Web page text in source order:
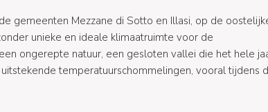
gemeenten Mezzane di Sotto en Illasi, op de
unieke en ideale klimaatruimte voor de
ongerepte natuur, een gesloten vallei die het hele
temperatuurschommelingen, vooral tijdens